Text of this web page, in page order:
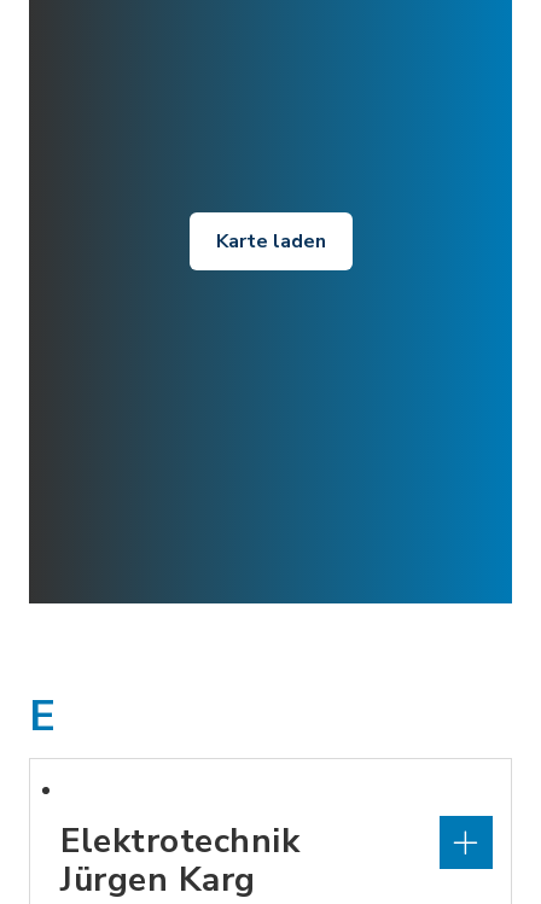
Karte laden
E
Elektrotechnik
Jürgen Karg